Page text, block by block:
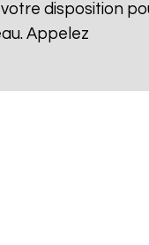
disposition
Appelez